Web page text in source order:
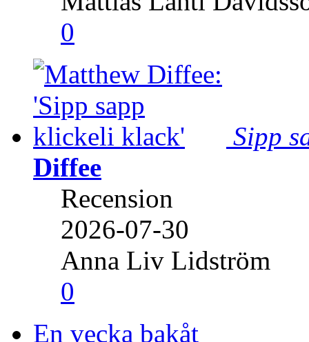
0
Sipp
Diffee
Recension
2026-07-30
Anna Liv Lidström
0
En vecka bakåt